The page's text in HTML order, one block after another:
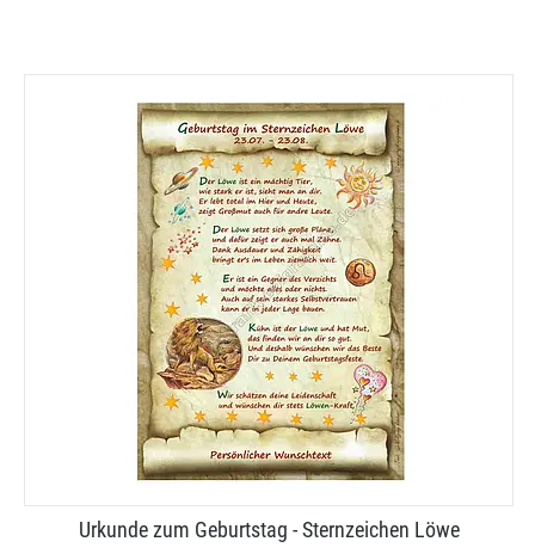
Urkunde zum Geburtstag - Sternzeichen Löwe